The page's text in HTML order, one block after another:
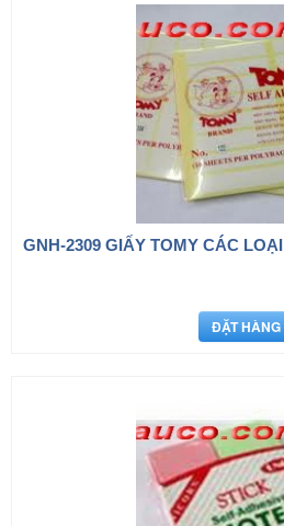
GNH-2309 GIẤY TOMY CÁC LOẠI